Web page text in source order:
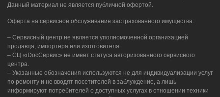
Данный материал не является публичной офертой.
Оферта на сервисное обслуживание застрахованного имущества:
– Сервисный центр не является уполномоченной организацией
продавца, импортера или изготовителя.
– СЦ «iDocСервис» не имеет статуса авторизованного сервисного
центра.
– Указанные обозначения используются не для индивидуализации услуг
по ремонту и не вводят посетителей в заблуждение, а лишь
информируют потребителей о доступных услугах в отношении техники